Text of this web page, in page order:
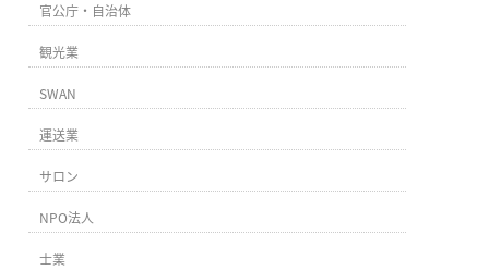
官公庁・自治体
観光業
SWAN
運送業
サロン
NPO法人
士業